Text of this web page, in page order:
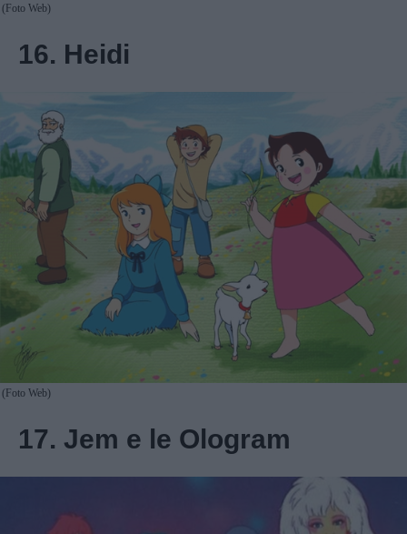
(Foto Web)
16. Heidi
(Foto Web)
17. Jem e le Ologram